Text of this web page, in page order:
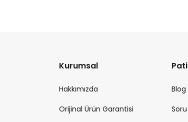
Kurumsal
Hakkımızda
Orijinal Ürün Garantisi
Blog